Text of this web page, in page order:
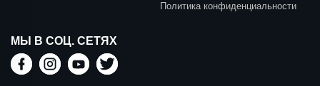
Политика конфиденциальности
МЫ В СОЦ. СЕТЯХ